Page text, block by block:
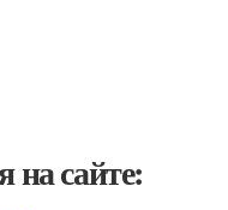
на сайте: